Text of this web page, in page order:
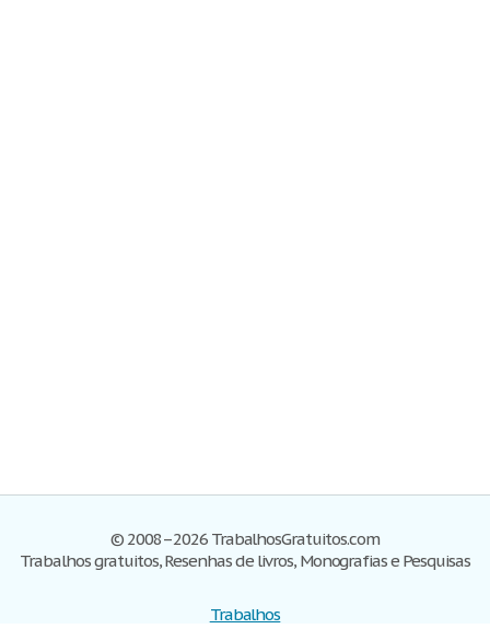
© 2008–2026 TrabalhosGratuitos.com
Trabalhos gratuitos, Resenhas de livros, Monografias e Pesquisas
Trabalhos